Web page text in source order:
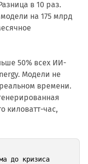
в 10 раз.
на 175 млрд
50% всех ИИ-
Модели не
времени.
киловатт-час,
до кризиса